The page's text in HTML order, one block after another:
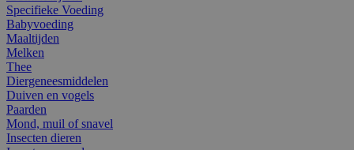
Specifieke Voeding
Babyvoeding
Maaltijden
Melken
Thee
Diergeneesmiddelen
Duiven en vogels
Paarden
Mond, muil of snavel
Insecten dieren